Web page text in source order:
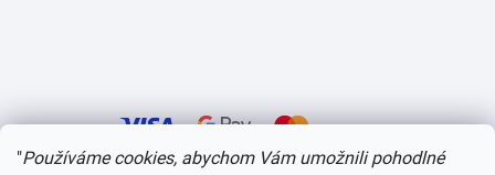
"Používáme cookies, abychom Vám umožnili pohodlné